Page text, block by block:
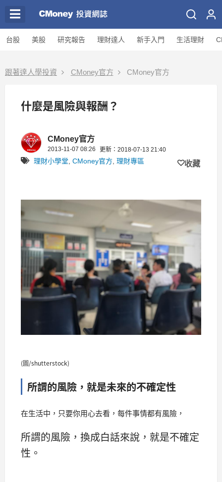
台股 美股 研究報告 理財達人 新手入門 生活理財
跟著達人學投資 CMoney官方 CMoney官方
什麼是風險與報酬？
CMoney官方
2013-11-07 08:26 更新：2018-07-13 21:40
理財小學堂 CMoney官方 理財專區 收藏
(圖/shutterstock)
所謂的風險，就是未來的不確定性
在生活中，只要你用心去看，每件事情都有風險，
所謂的風險，換成白話來說，就是不確定
性。